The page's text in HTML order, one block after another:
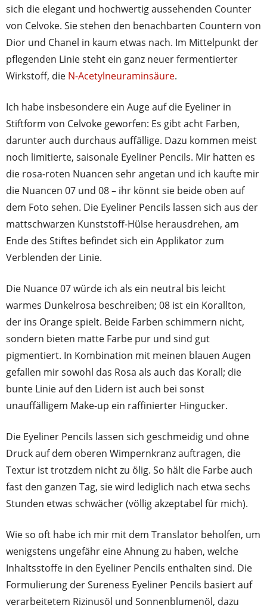
sich die elegant und hochwertig aussehenden Counter
von Celvoke. Sie stehen den benachbarten Countern von
Dior und Chanel in kaum etwas nach. Im Mittelpunkt der
pflegenden Linie steht ein ganz neuer fermentierter
Wirkstoff, die N-Acetylneuraminsäure.
Ich habe insbesondere ein Auge auf die Eyeliner in
Stiftform von Celvoke geworfen: Es gibt acht Farben,
darunter auch durchaus auffällige. Dazu kommen meist
noch limitierte, saisonale Eyeliner Pencils. Mir hatten es
die rosa-roten Nuancen sehr angetan und ich kaufte mir
die Nuancen 07 und 08 – ihr könnt sie beide oben auf
dem Foto sehen. Die Eyeliner Pencils lassen sich aus der
mattschwarzen Kunststoff-Hülse herausdrehen, am
Ende des Stiftes befindet sich ein Applikator zum
Verblenden der Linie.
Die Nuance 07 würde ich als ein neutral bis leicht
warmes Dunkelrosa beschreiben; 08 ist ein Korallton,
der ins Orange spielt. Beide Farben schimmern nicht,
sondern bieten matte Farbe pur und sind gut
pigmentiert. In Kombination mit meinen blauen Augen
gefallen mir sowohl das Rosa als auch das Korall; die
bunte Linie auf den Lidern ist auch bei sonst
unauffälligem Make-up ein raffinierter Hingucker.
Die Eyeliner Pencils lassen sich geschmeidig und ohne
Druck auf dem oberen Wimpernkranz auftragen, die
Textur ist trotzdem nicht zu ölig. So hält die Farbe auch
fast den ganzen Tag, sie wird lediglich nach etwa sechs
Stunden etwas schwächer (völlig akzeptabel für mich).
Wie so oft habe ich mir mit dem Translator beholfen, um
wenigstens ungefähr eine Ahnung zu haben, welche
Inhaltsstoffe in den Eyeliner Pencils enthalten sind. Die
Formulierung der Sureness Eyeliner Pencils basiert auf
verarbeitetem Rizinusöl und Sonnenblumenöl, dazu